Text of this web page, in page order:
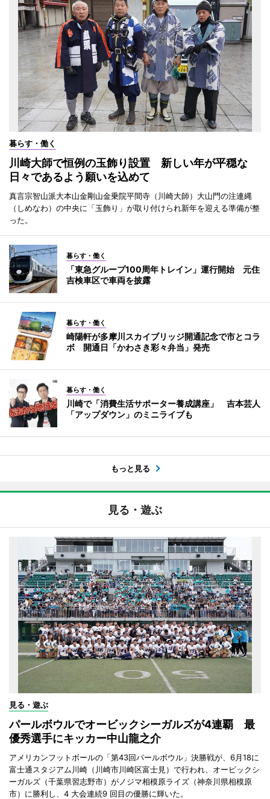
暮らす・働く
川崎大師で恒例の玉飾り設置 新しい年が平穏な
日々であるよう願いを込めて
真言宗智山派大本山金剛山金乗院平間寺（川崎大師）大山門の注連縄
（しめなわ）の中央に「玉飾り」が取り付けられ新年を迎える準備が整
った。
暮らす・働く
「東急グループ100周年トレイン」運行開始 元住
吉検車区で車両を披露
暮らす・働く
崎陽軒が多摩川スカイブリッジ開通記念で市とコラ
ボ 開通日「かわさき彩々弁当」発売
暮らす・働く
川崎で「消費生活サポーター養成講座」 吉本芸人
「アップダウン」のミニライブも
もっと見る
見る・遊ぶ
見る・遊ぶ
パールボウルでオービックシーガルズが4連覇 最
優秀選手にキッカー中山龍之介
アメリカンフットボールの「第43回パールボウル」決勝戦が、6月18に
富士通スタジアム川崎（川崎市川崎区富士見）で行われ、オービックシ
ーガルズ（千葉県習志野市）がノジマ相模原ライズ（神奈川県相模原
市）に勝利し、4 大会連続9 回目の優勝に輝いた。